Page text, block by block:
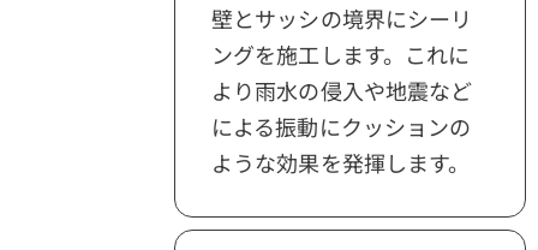
壁とサッシの境界にシーリ
ングを施工します。これに
より雨水の侵入や地震など
による振動にクッションの
ような効果を発揮します。